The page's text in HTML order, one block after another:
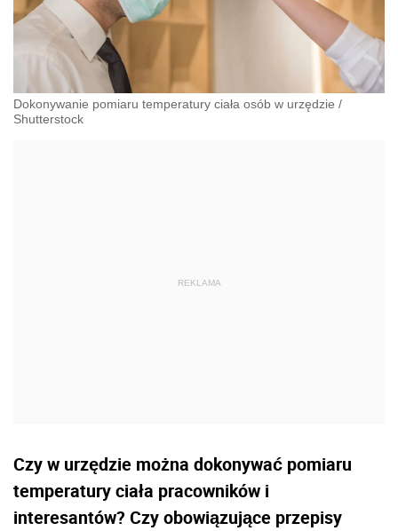
Dokonywanie pomiaru temperatury ciała osób w urzędzie /
Shutterstock
Czy w urzędzie można dokonywać pomiaru
temperatury ciała pracowników i
interesantów? Czy obowiązujące przepisy